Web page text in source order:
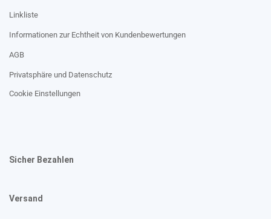
Linkliste
Informationen zur Echtheit von Kundenbewertungen
AGB
Privatsphäre und Datenschutz
Cookie Einstellungen
Sicher Bezahlen
Versand